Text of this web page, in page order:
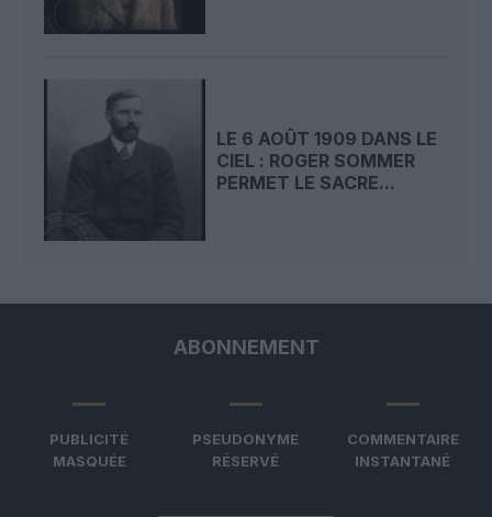
LE 6 AOÛT 1909 DANS LE
CIEL : ROGER SOMMER
PERMET LE SACRE...
ABONNEMENT
PUBLICITÉ
MASQUÉE
PSEUDONYME
RÉSERVÉ
COMMENTAIRE
INSTANTANÉ